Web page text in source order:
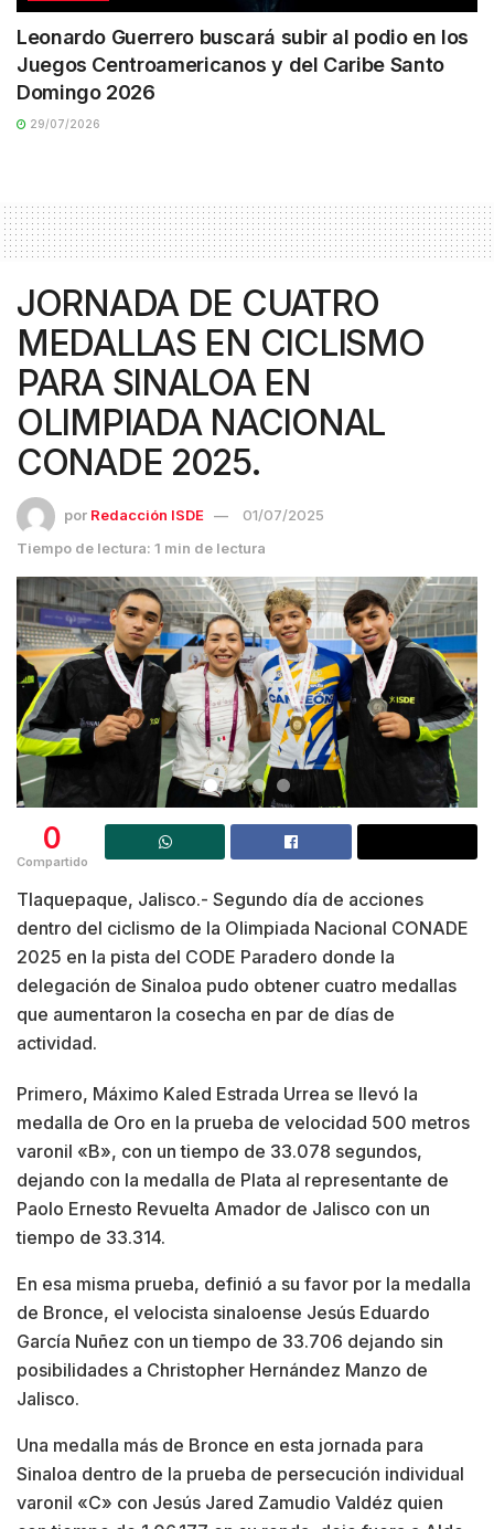
Leonardo Guerrero buscará subir al podio en los
Juegos Centroamericanos y del Caribe Santo
Domingo 2026
29/07/2026
JORNADA DE CUATRO
MEDALLAS EN CICLISMO
PARA SINALOA EN
OLIMPIADA NACIONAL
CONADE 2025.
por Redacción ISDE
01/07/2025
Tiempo de lectura: 1 min de lectura
0
Compartido
Tlaquepaque, Jalisco.- Segundo día de acciones
dentro del ciclismo de la Olimpiada Nacional CONADE
2025 en la pista del CODE Paradero donde la
delegación de Sinaloa pudo obtener cuatro medallas
que aumentaron la cosecha en par de días de
actividad.
Primero, Máximo Kaled Estrada Urrea se llevó la
medalla de Oro en la prueba de velocidad 500 metros
varonil «B», con un tiempo de 33.078 segundos,
dejando con la medalla de Plata al representante de
Paolo Ernesto Revuelta Amador de Jalisco con un
tiempo de 33.314.
En esa misma prueba, definió a su favor por la medalla
de Bronce, el velocista sinaloense Jesús Eduardo
García Nuñez con un tiempo de 33.706 dejando sin
posibilidades a Christopher Hernández Manzo de
Jalisco.
Una medalla más de Bronce en esta jornada para
Sinaloa dentro de la prueba de persecución individual
varonil «C» con Jesús Jared Zamudio Valdéz quien